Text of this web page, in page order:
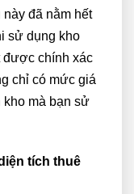
đã nằm hết
sử dụng kho
được chính xác
chỉ có mức giá
mà bạn sử
tích thuê